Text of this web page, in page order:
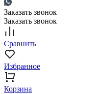
Заказать звонок
Заказать звонок
Сравнить
Избранное
Корзина